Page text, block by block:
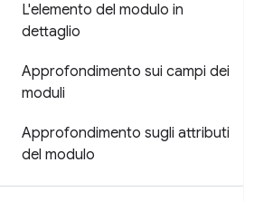
L'elemento del modulo in
dettaglio
Approfondimento sui campi dei
moduli
Approfondimento sugli attributi
del modulo